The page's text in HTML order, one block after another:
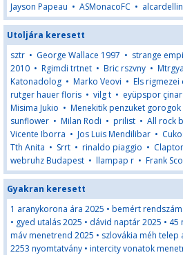
Jayson Papeau • ASMonacoFC •
Utoljára keresett
sztr • George Wallace 1997 • strange
2010 • Rgimdi trtnet • Bric rszvny •
Katonadolog • Marko Veovi • Els rigmezei
rutger hauer floris • vilg t • eyüpspor
Misima Jukio • Menekitik penzuket gorogok
sunflower • Milan Rodi • prilist • All rock
Vicente Iborra • Jos Luis Mendilibar •
Tth Anita • Srrt • rinaldo piaggio •
webruhz Budapest • llampap r • Frank
Gyakran keresett
1 aranykorona ára 2025 • bemért
• gyed utalás 2025 • dávid naptár 2025 • 45
máv menetrend 2025 • szlovákia méh telep
2253 nyomtatvány • intercity vonatok